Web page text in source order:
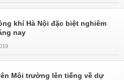
khí Hà Nội đặc biệt nghiêm
nay
Môi trường lên tiếng về dự